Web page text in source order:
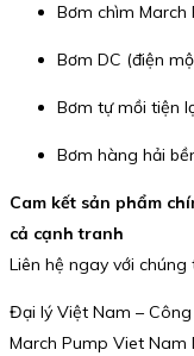
Bơm chìm March
Bơm DC (điện
Bơm tự mồi tiện
Bơm hàng hải
Cam kết sản phẩm
cả cạnh tranh
Liên hệ ngay với
Đại lý Việt Nam – Công
March Pump Viet Nam